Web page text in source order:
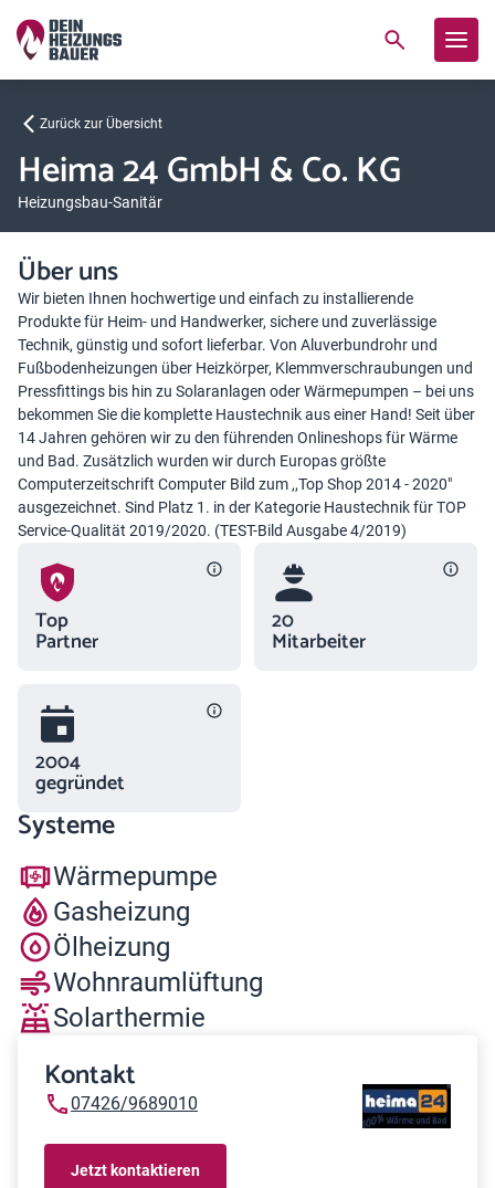
Zurück zur Übersicht
Heima 24 GmbH & Co. KG
Heizungsbau-Sanitär
Über uns
Wir bieten Ihnen hochwertige und einfach zu installierende
Produkte für Heim- und Handwerker, sichere und zuverlässige
Technik, günstig und sofort lieferbar. Von Aluverbundrohr und
Fußbodenheizungen über Heizkörper, Klemmverschraubungen und
Pressfittings bis hin zu Solaranlagen oder Wärmepumpen – bei uns
bekommen Sie die komplette Haustechnik aus einer Hand! Seit über
14 Jahren gehören wir zu den führenden Onlineshops für Wärme
und Bad. Zusätzlich wurden wir durch Europas größte
Computerzeitschrift Computer Bild zum ,,Top Shop 2014 - 2020"
ausgezeichnet. Sind Platz 1. in der Kategorie Haustechnik für TOP
Service-Qualität 2019/2020. (TEST-Bild Ausgabe 4/2019)
Top
Partner
20
Mitarbeiter
2004
gegründet
Systeme
Wärmepumpe
Gasheizung
Ölheizung
Wohnraumlüftung
Solarthermie
Kontakt
07426/9689010
Jetzt kontaktieren